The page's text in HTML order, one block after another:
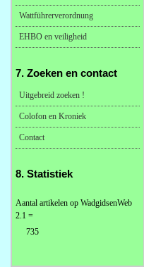
Wattführerverordnung
EHBO en veiligheid
7. Zoeken en contact
Uitgebreid zoeken !
Colofon en Kroniek
Contact
8. Statistiek
Aantal artikelen op WadgidsenWeb
2.1 =
735